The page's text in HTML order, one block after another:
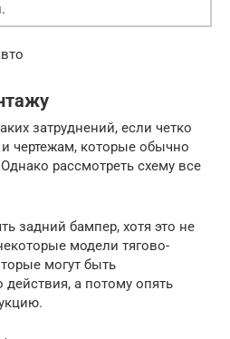
затруднений, если четко
чертежам, которые обычно
рассмотреть схему все
задний бампер, хотя это не
модели тягово-
могут быть
а потому опять